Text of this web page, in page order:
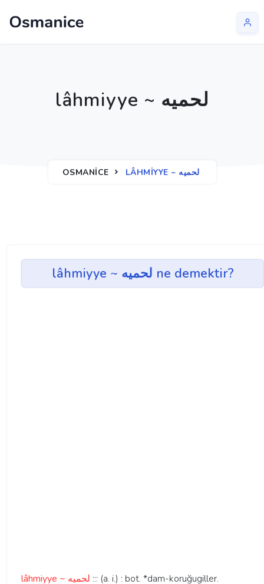
lâhmiyye ~ لحميه
OSMANICE LÂHMIYYE ~ لحميه
lâhmiyye ~ لحميه ne demektir?
lâhmiyye ~ لحميه ::: (a. i.) : bot. *dam-koruğugiller.